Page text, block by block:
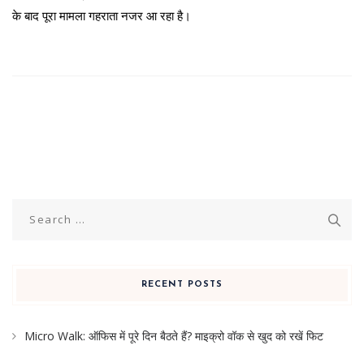
के बाद पूरा मामला गहराता नजर आ रहा है।
RECENT POSTS
Micro Walk: ऑफिस में पूरे दिन बैठते हैं? माइक्रो वॉक से खुद को रखें फिट